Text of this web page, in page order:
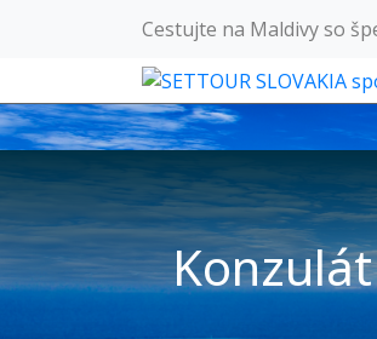
Cestujte na Maldivy so